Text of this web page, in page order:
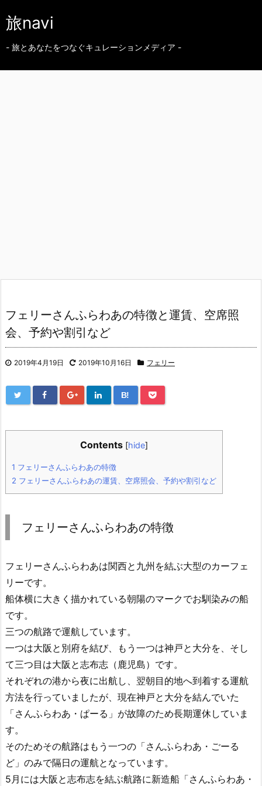
旅navi
- 旅とあなたをつなぐキュレーションメディア -
フェリーさんふらわあの特徴と運賃、空席照
会、予約や割引など
2019年4月19日 2019年10月16日 フェリー
B!
Contents [hide]
1 フェリーさんふらわあの特徴
2 フェリーさんふらわあの運賃、空席照会、予約や割引など
フェリーさんふらわあの特徴
フェリーさんふらわあは関西と九州を結ぶ大型のカーフェ
リーです。
船体横に大きく描かれている朝陽のマークでお馴染みの船
です。
三つの航路で運航しています。
一つは大阪と別府を結び、もう一つは神戸と大分を、そし
て三つ目は大阪と志布志（鹿児島）です。
それぞれの港から夜に出航し、翌朝目的地へ到着する運航
方法を行っていましたが、現在神戸と大分を結んでいた
「さんふらわあ・ぱーる」が故障のため長期運休していま
す。
そのためその航路はもう一つの「さんふらわあ・ごーる
ど」のみで隔日の運航となっています。
5月には大阪と志布志を結ぶ航路に新造船「さんふらわあ・